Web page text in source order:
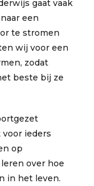
gaat vaak
een
te stromen
wij voor een
zodat
beste bij ze
ieders
op
over hoe
in het leven.